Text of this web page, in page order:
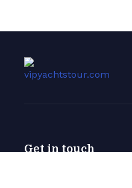
Get in touch